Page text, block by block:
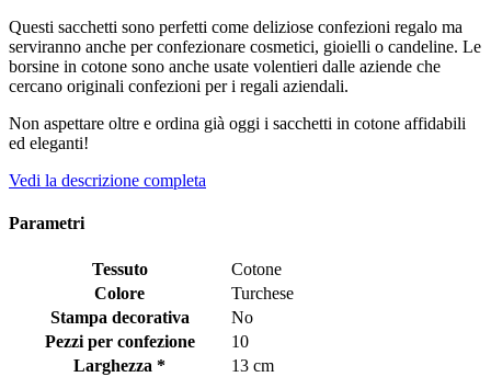
Questi sacchetti sono perfetti come deliziose confezioni regalo ma
serviranno anche per confezionare cosmetici, gioielli o candeline. Le
borsine in cotone sono anche usate volentieri dalle aziende che
cercano originali confezioni per i regali aziendali.
Non aspettare oltre e ordina già oggi i sacchetti in cotone affidabili
ed eleganti!
Vedi la descrizione completa
Parametri
Tessuto
Cotone
Colore
Turchese
Stampa decorativa
No
Pezzi per confezione
10
Larghezza *
13 cm